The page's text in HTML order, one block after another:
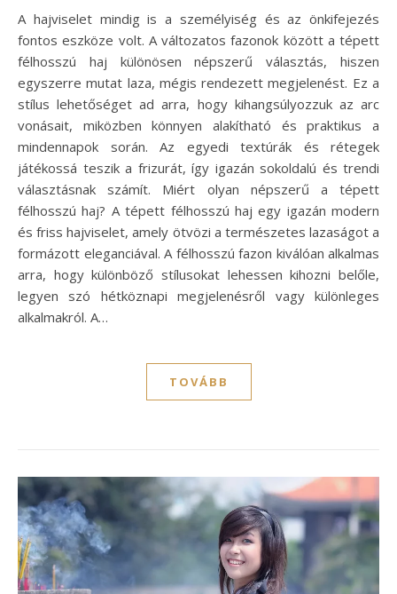
A hajviselet mindig is a személyiség és az önkifejezés
fontos eszköze volt. A változatos fazonok között a tépett
félhosszú haj különösen népszerű választás, hiszen
egyszerre mutat laza, mégis rendezett megjelenést. Ez a
stílus lehetőséget ad arra, hogy kihangsúlyozzuk az arc
vonásait, miközben könnyen alakítható és praktikus a
mindennapok során. Az egyedi textúrák és rétegek
játékossá teszik a frizurát, így igazán sokoldalú és trendi
választásnak számít. Miért olyan népszerű a tépett
félhosszú haj? A tépett félhosszú haj egy igazán modern
és friss hajviselet, amely ötvözi a természetes lazaságot a
formázott eleganciával. A félhosszú fazon kiválóan alkalmas
arra, hogy különböző stílusokat lehessen kihozni belőle,
legyen szó hétköznapi megjelenésről vagy különleges
alkalmakról. A…
TOVÁBB